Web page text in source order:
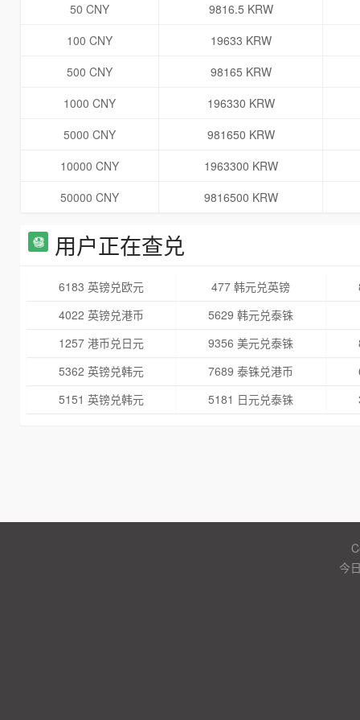
50 CNY
9816.5 KRW
100 CNY
19633 KRW
500 CNY
98165 KRW
1000 CNY
196330 KRW
5000 CNY
981650 KRW
10000 CNY
1963300 KRW
50000 CNY
9816500 KRW
用户正在查兑
6183 英镑兑欧元 477 韩元兑英镑
4022 英镑兑港币
5629 韩元兑泰铢
1257 港币兑日元
9356 美元兑泰铢
5362 英镑兑韩元
7689 泰铢兑港币
5151 英镑兑韩元
5181 日元兑泰铢
今